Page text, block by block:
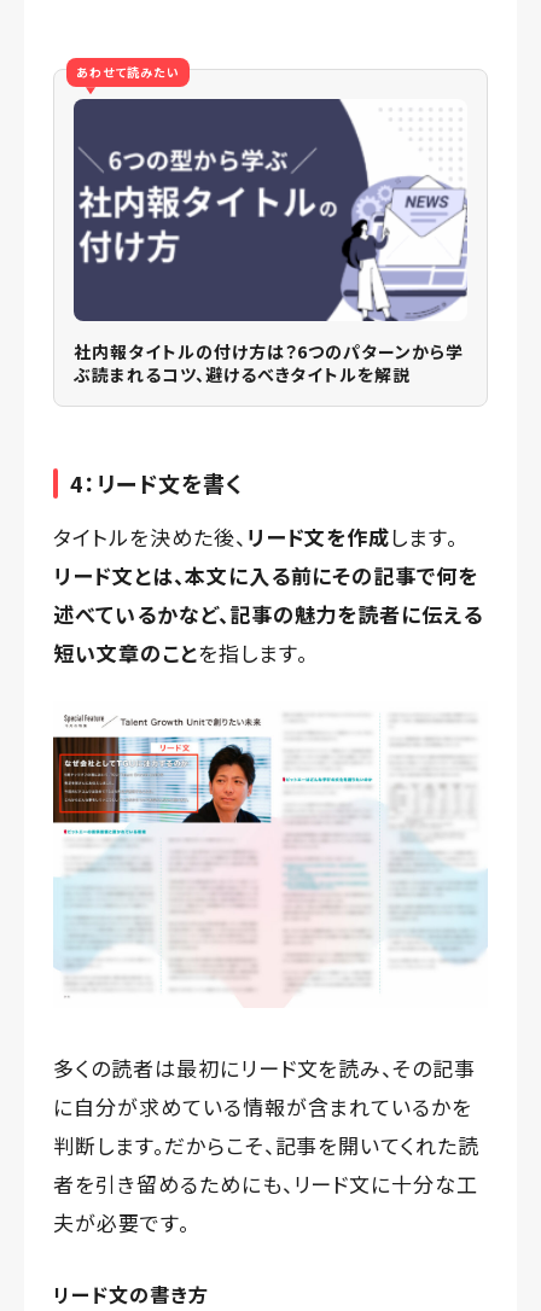
あわせて読みたい
社内報タイトルの付け方は？6つのパターンから学
ぶ読まれるコツ、避けるべきタイトルを解説
4：リード文を書く
タイトルを決めた後、 リード文を作成します。
リード文とは、本文に入る前にその記事で何を
述べているかなど、記事の魅力を読者に伝える
短い文章のことを指します。
多くの読者は最初にリード文を読み、その記事
に自分が求めている情報が含まれているかを
判断します。だからこそ、記事を開いてくれた読
者を引き留めるためにも、リード文に十分な工
夫が必要です。
リード文の書き方